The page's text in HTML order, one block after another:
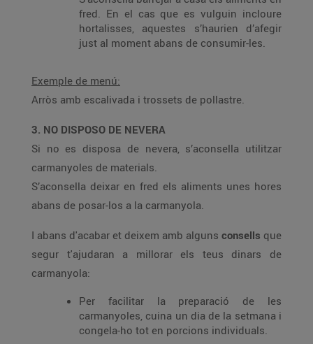
fred. En el cas que es vulguin incloure
hortalisses, aquestes s’haurien d’afegir
just al moment abans de consumir-les.
Exemple de menú:
Arròs amb escalivada i trossets de pollastre.
3. NO DISPOSO DE NEVERA
Si no es disposa de nevera, s’aconsella utilitzar
carmanyoles de materials.
S’aconsella deixar en fred els aliments unes hores
abans de posar-los a la carmanyola.
I abans d'acabar et deixem amb alguns consells que
segur t'ajudaran a millorar els teus dinars de
carmanyola:
Per facilitar la preparació de les
carmanyoles, cuina un dia de la setmana i
congela-ho tot en porcions individuals.